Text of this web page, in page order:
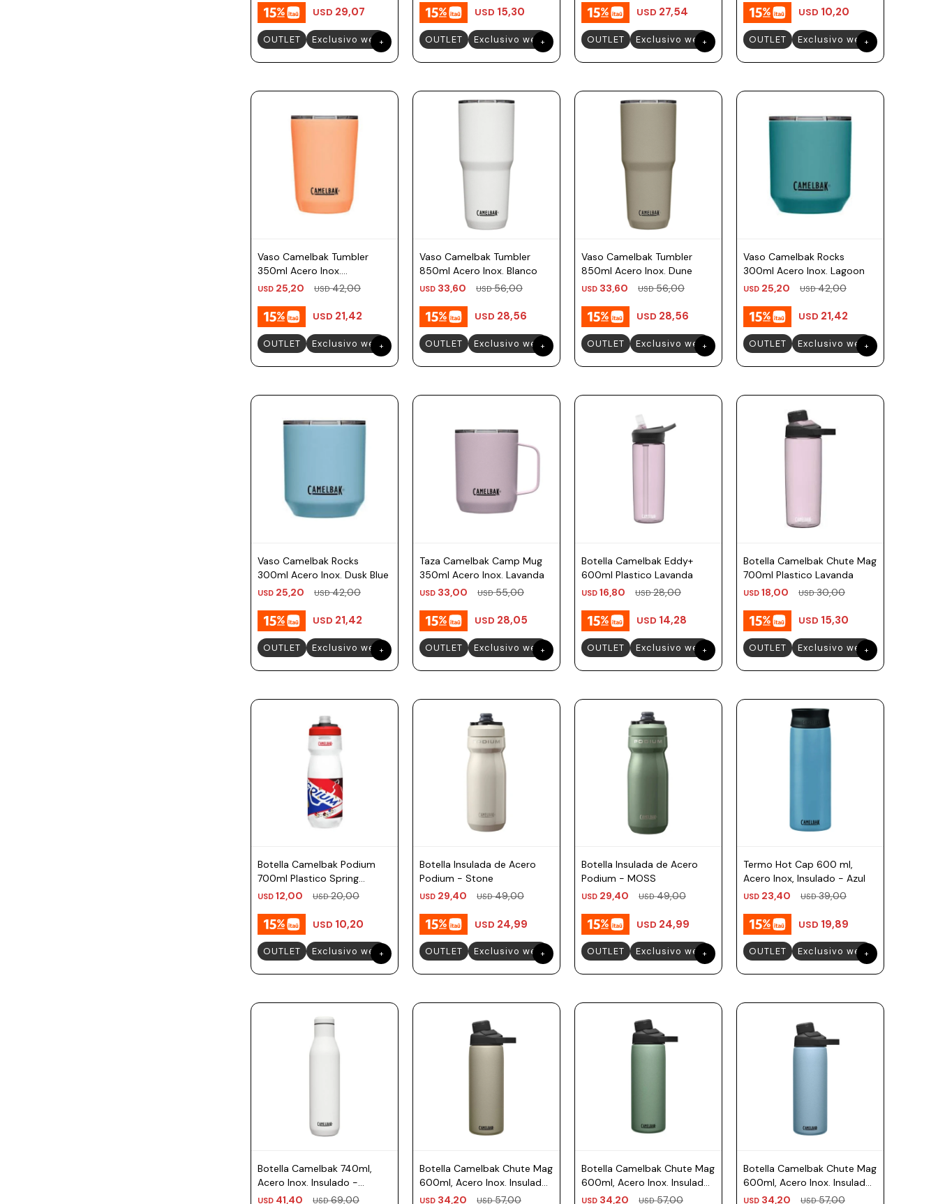
USD 29,07
OUTLET Exclusivo web
USD 15,30
OUTLET Exclusivo web
USD 27,54
OUTLET Exclusivo web
USD 10,20
OUTLET Exclusivo web
Vaso Camelbak Tumbler
350ml Acero Inox.
Dragonfruit
USD 25,20 USD 42,00
USD 21,42
OUTLET Exclusivo web
Vaso Camelbak Tumbler
850ml Acero Inox. Blanco
USD 33,60 USD 56,00
USD 28,56
OUTLET Exclusivo web
Vaso Camelbak Tumbler
850ml Acero Inox. Dune
USD 33,60 USD 56,00
USD 28,56
OUTLET Exclusivo web
Vaso Camelbak Rocks
300ml Acero Inox. Lagoon
USD 25,20 USD 42,00
USD 21,42
OUTLET Exclusivo web
Vaso Camelbak Rocks
300ml Acero Inox. Dusk Blue
USD 25,20 USD 42,00
USD 21,42
OUTLET Exclusivo web
Taza Camelbak Camp Mug
350ml Acero Inox. Lavanda
USD 33,00 USD 55,00
USD 28,05
OUTLET Exclusivo web
Botella Camelbak Eddy+
600ml Plastico Lavanda
USD 16,80 USD 28,00
USD 14,28
OUTLET Exclusivo web
Botella Camelbak Chute Mag
700ml Plastico Lavanda
USD 18,00 USD 30,00
USD 15,30
OUTLET Exclusivo web
Botella Camelbak Podium
700ml Plastico Spring
Summer
USD 12,00 USD 20,00
USD 10,20
OUTLET Exclusivo web
Botella Insulada de Acero
Podium - Stone
USD 29,40 USD 49,00
USD 24,99
OUTLET Exclusivo web
Botella Insulada de Acero
Podium - MOSS
USD 29,40 USD 49,00
USD 24,99
OUTLET Exclusivo web
Termo Hot Cap 600 ml,
Acero Inox, Insulado - Azul
USD 23,40 USD 39,00
USD 19,89
OUTLET Exclusivo web
Botella Camelbak 740ml,
Acero Inox. Insulado -
Blanco
USD 41,40 USD 69,00
Botella Camelbak Chute Mag
600ml, Acero Inox. Insulado
- Arena
USD 34,20 USD 57,00
Botella Camelbak Chute Mag
600ml, Acero Inox. Insulado
- Verde Musgo
USD 34,20 USD 57,00
Botella Camelbak Chute Mag
600ml, Acero Inox. Insulado
- Azul Claro
USD 34,20 USD 57,00